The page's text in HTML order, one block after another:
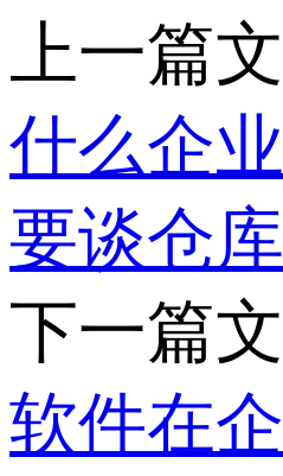
上一篇
什么企
要谈仓库
下一篇
软件在